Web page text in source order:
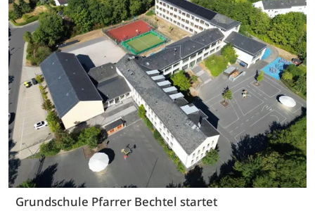
Grundschule Pfarrer Bechtel startet